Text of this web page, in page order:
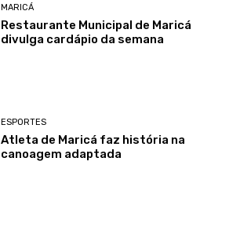
MARICÁ
Restaurante Municipal de Maricá
divulga cardápio da semana
ESPORTES
Atleta de Maricá faz história na
canoagem adaptada